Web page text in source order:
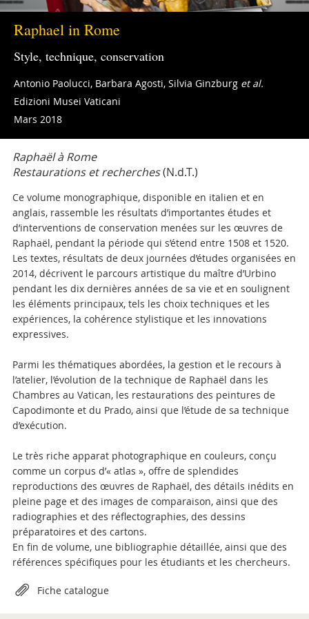
Raphael in Rome
Style, technique, conservation
Antonio Paolucci, Barbara Agosti, Silvia Ginzburg et al.
Edizioni Musei Vaticani
Mars 2018
Raphaël à Rome
Restaurations et recherches(N.d.T.)
Ce volume monographique, disponible en italien et en
anglais, rassemble les résultats d’importantes études et
d’interventions de conservation menées sur les œuvres de
Raphaël, pendant la période qui s’étend entre 1508 et 1520.
Les textes, résultats de deux journées d’études organisées en
2014, décrivent le parcours artistique du maître d’Urbino
pendant les dix dernières années de sa vie et en soulignent
les éléments principaux, tels les choix techniques et les
expériences, la cohérence stylistique et les innovations
expressives.
Parmi les thématiques abordées, la gestion et le recours à
l’atelier, l’évolution de la technique de Raphaël dans les
Chambres au Vatican, les restaurations des peintures de
Capodimonte et du Prado, ainsi que l’étude de sa technique
d’exécution.
Le très riche apparat photographique en couleurs, conçu
comme un corpus d’« atlas », offre de splendides
reproductions des œuvres de Raphaël, des détails inédits en
pleine page et des images de comparaison, ainsi que des
radiographies et des réflectographies, des dessins
préparatoires et des cartons.
En fin de volume, une bibliographie détaillée, ainsi que des
références spécifiques pour les étudiants et les chercheurs.
Attachments
Fiche catalogue